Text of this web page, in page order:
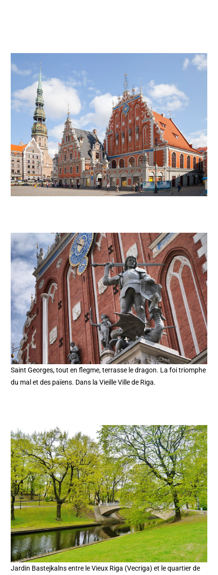
Saint Georges, tout en flegme, terrasse le dragon. La foi triomphe
du mal et des païens. Dans la Vieille Ville de Riga.
Jardin Bastejkalns entre le Vieux Riga (Vecriga) et le quartier de